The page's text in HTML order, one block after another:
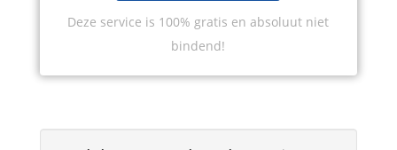
Deze service is 100% gratis en absoluut niet
bindend!